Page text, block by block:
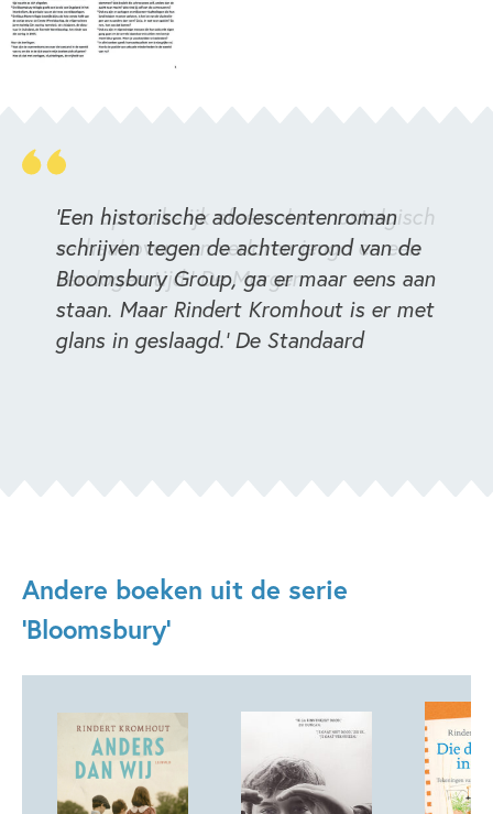
'Een historische adolescentenroman
schrijven tegen de achtergrond van de
Bloomsbury Group, ga er maar eens aan
staan. Maar Rindert Kromhout is er met
glans in geslaagd.' De Standaard
Andere boeken uit de serie
'Bloomsbury'